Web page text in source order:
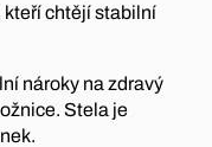
kteří chtějí stabilní
nároky na zdravý
Stela je